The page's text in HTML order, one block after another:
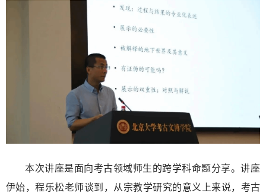
本次讲座是面向考古领域师生的跨学科命题分享。讲座
伊始，程乐松老师谈到，从宗教学研究的意义上来说，考古